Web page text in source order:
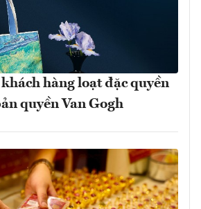
hàng loạt đặc quyền
quyền Van Gogh